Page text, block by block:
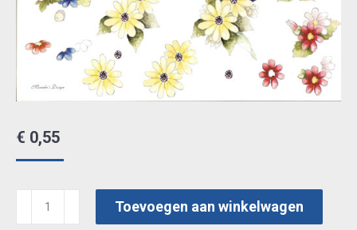
€ 0,55
wekabo
3d
Toevoegen aan winkelwagen